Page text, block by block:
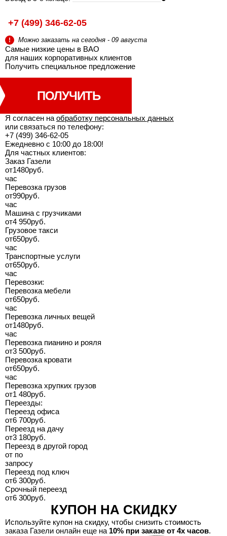
+7 (499) 346-62-05
! Можно заказать на сегодня - 09 августа
Самые низкие цены в ВАО
для наших корпоративных клиентов
Получить специальное предложение
ПОЛУЧИТЬ
Я согласен на обработку персональных данных
или связаться по телефону:
+7 (499) 346-62-05
Ежедневно с 10:00 до 18:00!
Для частных клиентов:
Заказ Газели
от1480руб.
час
Перевозка грузов
от990руб.
час
Машина с грузчиками
от4 950руб.
Грузовое такси
от650руб.
час
Транспортные услуги
от650руб.
час
Перевозки:
Перевозка мебели
от650руб.
час
Перевозка личных вещей
от1480руб.
час
Перевозка пианино и рояля
от3 500руб.
Перевозка кровати
от650руб.
час
Перевозка хрупких грузов
от1 480руб.
Переезды:
Переезд офиса
от6 700руб.
Переезд на дачу
от3 180руб.
Переезд в другой город
от по
запросу
Переезд под ключ
от6 300руб.
Срочный переезд
от6 300руб.
КУПОН НА СКИДКУ
Используйте купон на скидку, чтобы снизить стоимость
заказа Газели онлайн еще на 10% при заказе от 4х часов.